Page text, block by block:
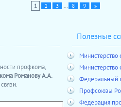
1 2 3 ... 8 9 »
профкома,
Романову А.А.
Полезные
Министерство
Министерство
Федеральный
Профсоюзы
Федерация